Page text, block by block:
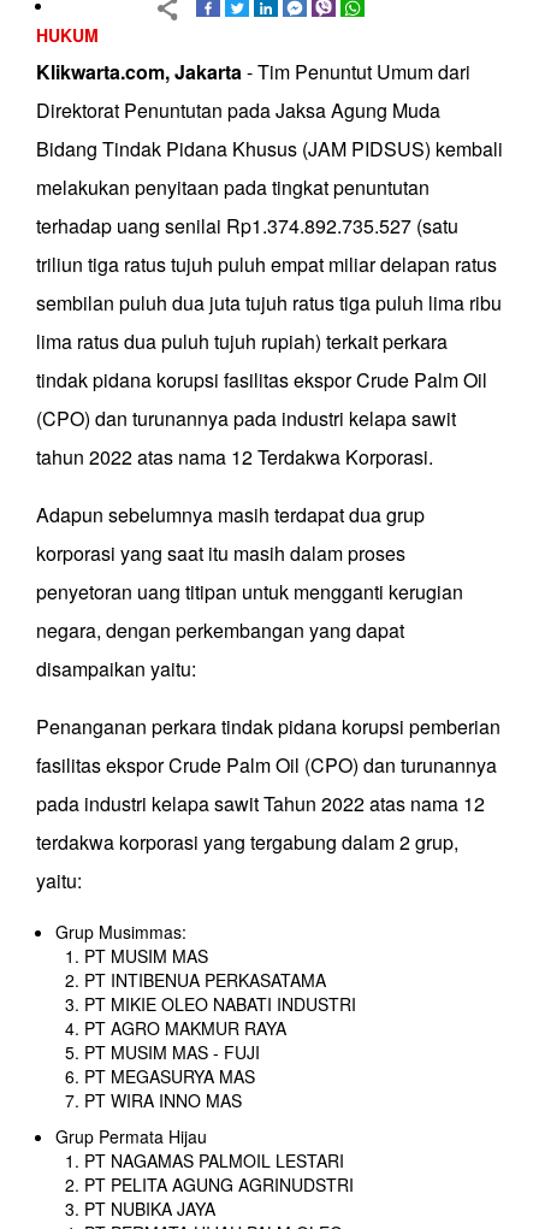
HUKUM
Klikwarta.com, Jakarta- Tim Penuntut Umum dari
Direktorat Penuntutan pada Jaksa Agung Muda
Bidang Tindak Pidana Khusus (JAM PIDSUS) kembali
melakukan penyitaan pada tingkat penuntutan
terhadap uang senilai Rp1.374.892.735.527 (satu
triliun tiga ratus tujuh puluh empat miliar delapan ratus
sembilan puluh dua juta tujuh ratus tiga puluh lima ribu
lima ratus dua puluh tujuh rupiah) terkait perkara
tindak pidana korupsi fasilitas ekspor Crude Palm Oil
(CPO) dan turunannya pada industri kelapa sawit
tahun 2022 atas nama 12 Terdakwa Korporasi.
Adapun sebelumnya masih terdapat dua grup
korporasi yang saat itu masih dalam proses
penyetoran uang titipan untuk mengganti kerugian
negara, dengan perkembangan yang dapat
disampaikan yaitu:
Penanganan perkara tindak pidana korupsi pemberian
fasilitas ekspor Crude Palm Oil (CPO) dan turunannya
pada industri kelapa sawit Tahun 2022 atas nama 12
terdakwa korporasi yang tergabung dalam 2 grup,
yaitu:
Grup Musimmas:
PT MUSIM MAS
PT INTIBENUA PERKASATAMA
PT MIKIE OLEO NABATI INDUSTRI
PT AGRO MAKMUR RAYA
PT MUSIM MAS - FUJI
PT MEGASURYA MAS
PT WIRA INNO MAS
Grup Permata Hijau
PT NAGAMAS PALMOIL LESTARI
PT PELITA AGUNG AGRINUDSTRI
PT NUBIKA JAYA